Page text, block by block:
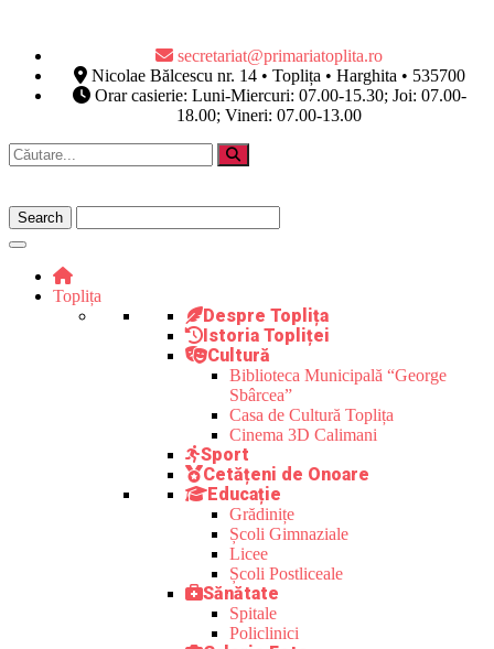
secretariat@primariatoplita.ro
Nicolae Bălcescu nr. 14 • Toplița • Harghita • 535700
Orar casierie: Luni-Miercuri: 07.00-15.30; Joi: 07.00-
18.00; Vineri: 07.00-13.00
Toplița
Despre Toplița
Istoria Topliței
Cultură
Biblioteca Municipală “George
Sbârcea”
Casa de Cultură Toplița
Cinema 3D Calimani
Sport
Cetățeni de Onoare
Educație
Grădinițe
Școli Gimnaziale
Licee
Școli Postliceale
Sănătate
Spitale
Policlinici